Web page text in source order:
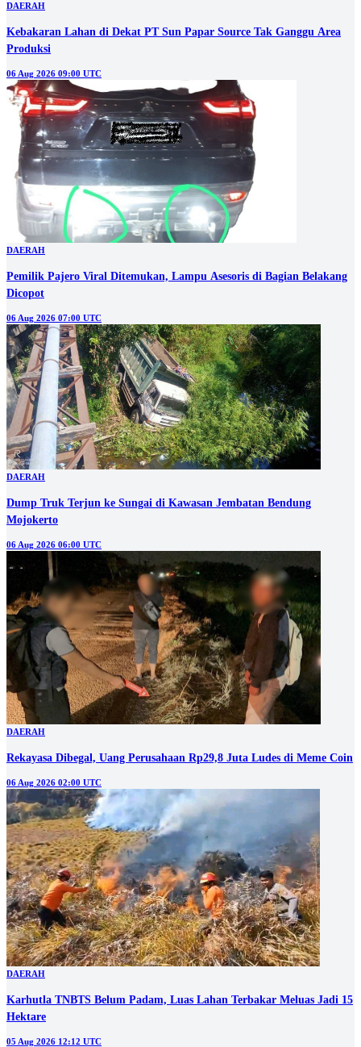
DAERAH
Kebakaran Lahan di Dekat PT Sun Papar Source Tak Ganggu Area
Produksi
06 Aug 2026 09:00 UTC
DAERAH
Pemilik Pajero Viral Ditemukan, Lampu Asesoris di Bagian Belakang
Dicopot
06 Aug 2026 07:00 UTC
DAERAH
Dump Truk Terjun ke Sungai di Kawasan Jembatan Bendung
Mojokerto
06 Aug 2026 06:00 UTC
DAERAH
Rekayasa Dibegal, Uang Perusahaan Rp29,8 Juta Ludes di Meme Coin
06 Aug 2026 02:00 UTC
DAERAH
Karhutla TNBTS Belum Padam, Luas Lahan Terbakar Meluas Jadi 15
Hektare
05 Aug 2026 12:12 UTC